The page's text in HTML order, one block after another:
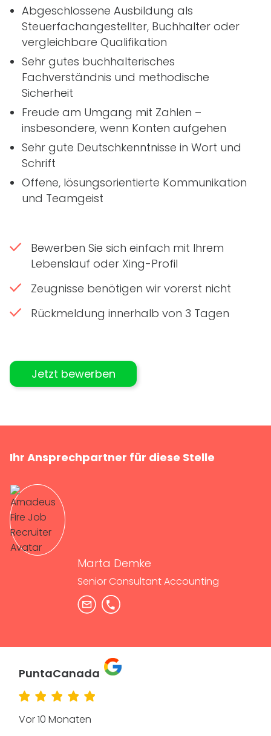
Abgeschlossene Ausbildung als
Steuerfachangestellter, Buchhalter oder
vergleichbare Qualifikation
Sehr gutes buchhalterisches
Fachverständnis und methodische
Sicherheit
Freude am Umgang mit Zahlen –
insbesondere, wenn Konten aufgehen
Sehr gute Deutschkenntnisse in Wort und
Schrift
Offene, lösungsorientierte Kommunikation
und Teamgeist
Bewerben Sie sich einfach mit Ihrem
Lebenslauf oder Xing-Profil
Zeugnisse benötigen wir vorerst nicht
Rückmeldung innerhalb von 3 Tagen
Jetzt bewerben
Ihr Ansprechpartner für diese Stelle
Marta Demke
Senior Consultant Accounting
PuntaCanada
Vor 10 Monaten